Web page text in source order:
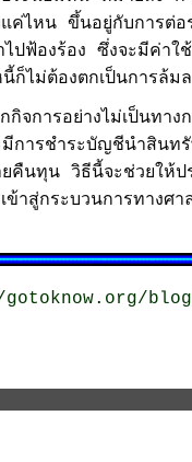
ไหน ขึ้นอยู่กับการต่อ
ปฟ้องร้อง ซึ่งจะมีค่าใ
รลูกหนี้ก็ไม่ต้องตก
กกิจการอย่างไม่เป็นทา
การชำระบัญชีนำสินท
คืนทุน วิธีนี้จะช่วยให้ป
ข้าสู่กระบวนการทางศ
blog/